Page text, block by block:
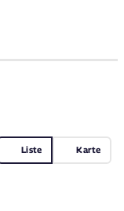
Liste Karte